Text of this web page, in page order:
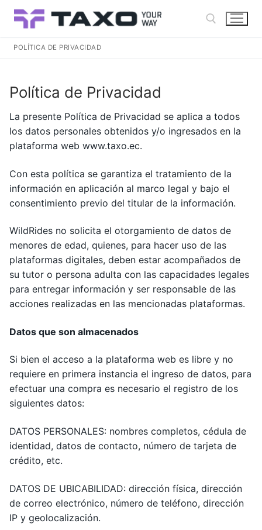
POLÍTICA DE PRIVACIDAD
Política de Privacidad
La presente Política de Privacidad se aplica a todos
los datos personales obtenidos y/o ingresados en la
plataforma web www.taxo.ec.
Con esta política se garantiza el tratamiento de la
información en aplicación al marco legal y bajo el
consentimiento previo del titular de la información.
WildRides no solicita el otorgamiento de datos de
menores de edad, quienes, para hacer uso de las
plataformas digitales, deben estar acompañados de
su tutor o persona adulta con las capacidades legales
para entregar información y ser responsable de las
acciones realizadas en las mencionadas plataformas.
Datos que son almacenados
Si bien el acceso a la plataforma web es libre y no
requiere en primera instancia el ingreso de datos, para
efectuar una compra es necesario el registro de los
siguientes datos:
DATOS PERSONALES: nombres completos, cédula de
identidad, datos de contacto, número de tarjeta de
crédito, etc.
DATOS DE UBICABILIDAD: dirección física, dirección
de correo electrónico, número de teléfono, dirección
IP y geolocalización.